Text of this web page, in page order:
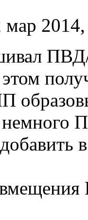
мар